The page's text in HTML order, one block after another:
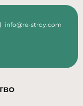
info@re-stroy.com